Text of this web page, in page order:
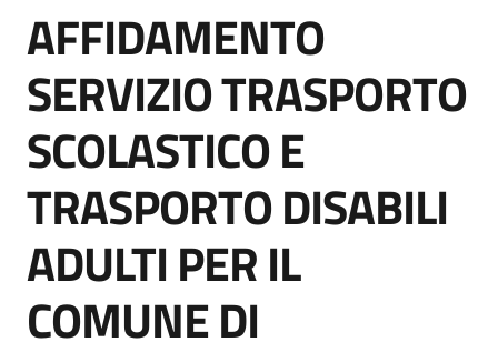
e
strumenti
acquisto
Supporto
Piattaforme
telematiche
Salta al contenuto
AFFIDAMENTO
SERVIZIO TRASPORTO
SCOLASTICO E
TRASPORTO DISABILI
ADULTI PER IL
COMUNE DI